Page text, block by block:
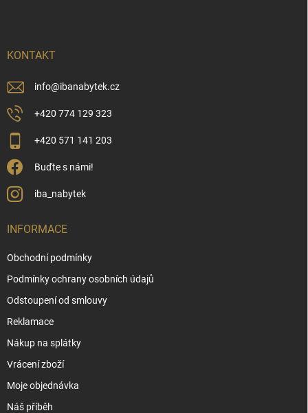
KONTAKT
info@ibanabytek.cz
+420 774 129 323
+420 571 141 203
Buďte s námi!
iba_nabytek
INFORMACE
Obchodní podmínky
Podmínky ochrany osobních údajů
Odstoupení od smlouvy
Reklamace
Nákup na splátky
Vrácení zboží
Moje objednávka
Náš příběh